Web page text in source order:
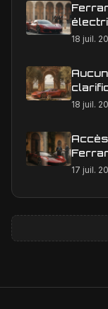
en
18 juil.
18 juil.
est-il
17 juil.